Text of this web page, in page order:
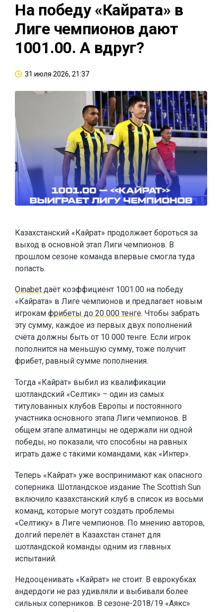
На победу «Кайрата» в
Лиге чемпионов дают
1001.00. А вдруг?
31 июля 2026, 21:37
Казахстанский «Кайрат» продолжает бороться за
выход в основной этап Лиги чемпионов. В
прошлом сезоне команда впервые смогла туда
попасть.
Oinabet даёт коэффициент 1001.00 на победу
«Кайрата» в Лиге чемпионов и предлагает новым
игрокам фрибеты до 20 000 тенге. Чтобы забрать
эту сумму, каждое из первых двух пополнений
счёта должны быть от 10 000 тенге. Если игрок
пополнится на меньшую сумму, тоже получит
фрибет, равный сумме пополнения.
Тогда «Кайрат» выбил из квалификации
шотландский «Селтик» – один из самых
титулованных клубов Европы и постоянного
участника основного этапа Лиги чемпионов. В
общем этапе алматинцы не одержали ни одной
победы, но показали, что способны на равных
играть даже с такими командами, как «Интер».
Теперь «Кайрат» уже воспринимают как опасного
соперника. Шотландское издание The Scottish Sun
включило казахстанский клуб в список из восьми
команд, которые могут создать проблемы
«Селтику» в Лиге чемпионов. По мнению авторов,
долгий перелёт в Казахстан станет для
шотландской команды одним из главных
испытаний.
Недооценивать «Кайрат» не стоит. В еврокубках
андердоги не раз удивляли и выбивали более
сильных соперников. В сезоне-2018/19 «Аякс»